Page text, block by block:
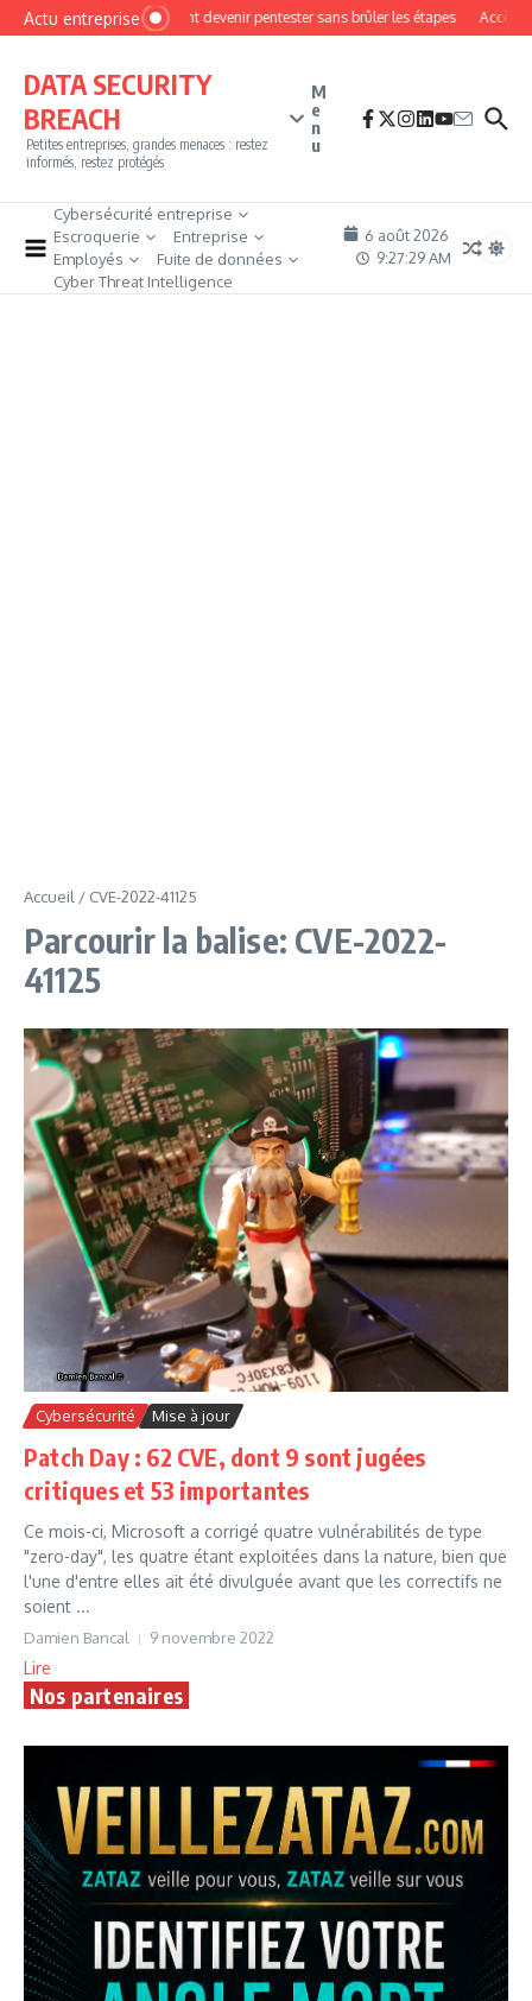
Aller au contenu
Actu entrepriseComment devenir pentester sans brûler les étapes Accès
DATA SECURITY
BREACH
Petites entreprises, grandes menaces : restez
informés, restez protégés
M
e
n
u
Cybersécurité entreprise
Escroquerie
Entreprise
Employés
Fuite de données
Cyber Threat Intelligence
6 août 2026
9:27:30 AM
Accueil / CVE-2022-41125
Parcourir la balise: CVE-2022-
41125
Cybersécurité Mise à jour
Patch Day : 62 CVE, dont 9 sont jugées
critiques et 53 importantes
Ce mois-ci, Microsoft a corrigé quatre vulnérabilités de type
"zero-day", les quatre étant exploitées dans la nature, bien que
l'une d'entre elles ait été divulguée avant que les correctifs ne
soient ...
Damien Bancal 9 novembre 2022
Lire
Nos partenaires